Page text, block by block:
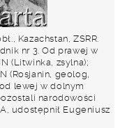
Kazachstan, ZSRR.
nr 3. Od prawej w
(Litwinka, zsylna);
(Rosjanin, geolog,
lewej w dolnym
narodowości
udostępnił Eugeniusz